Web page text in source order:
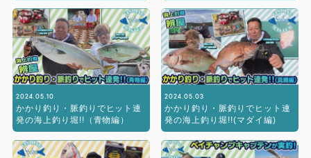
2024.05.10
かかり釣り・脈釣りでヒット連
発の海上釣り堀!!（青物編）
2024.05.03
かかり釣り・脈釣りでヒット連
発の海上釣り堀!!(マダイ編)